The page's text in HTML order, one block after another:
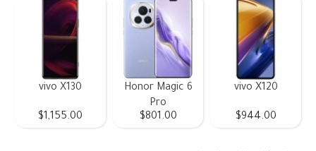
vivo X120
$944.00
Honor Magic 6
Pro
$801.00
vivo X130
$1,155.00